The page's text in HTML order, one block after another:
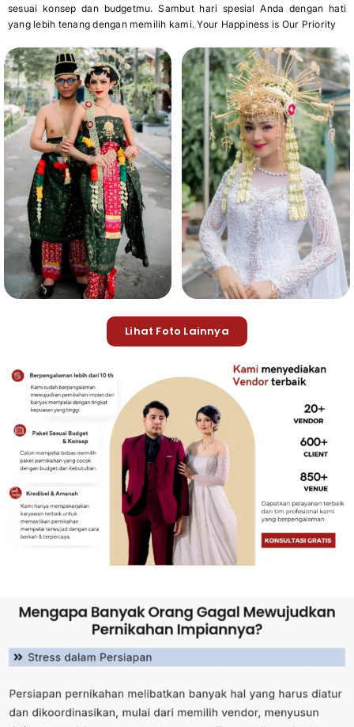
sesuai konsep dan budgetmu. Sambut hari spesial Anda dengan hati
yang lebih tenang dengan memilih kami. Your Happiness is Our Priority
Lihat Foto Lainnya